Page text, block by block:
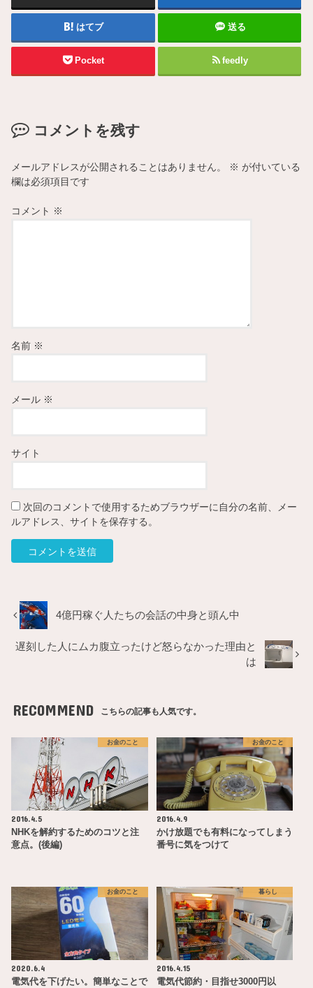
はてブ 送る
Pocket feedly
コメントを残す
メールアドレスが公開されることはありません。 ※ が付いている
欄は必須項目です
コメント ※
名前 ※
メール ※
サイト
次回のコメントで使用するためブラウザーに自分の名前、メー
ルアドレス、サイトを保存する。
4億円稼ぐ人たちの会話の中身と頭ん中
遅刻した人にムカ腹立ったけど怒らなかった理由と
は
RECOMMEND こちらの記事も人気です。
お金のこと
2016.4.5
NHKを解約するためのコツと注
意点。(後編)
お金のこと
2016.4.9
かけ放題でも有料になってしまう
番号に気をつけて
お金のこと
2020.6.4
電気代を下げたい。簡単なことで
暮らし
2016.4.15
電気代節約・目指せ3000円以